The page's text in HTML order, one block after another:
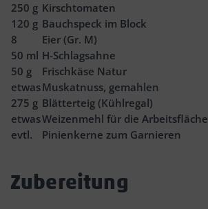
250 g Kirschtomaten
120 g Bauchspeck im Block
8
Eier (Gr. M)
50 ml H-Schlagsahne
50 g
Frischkäse Natur
etwasMuskatnuss, gemahlen
275 g Blätterteig (Kühlregal)
etwasWeizenmehl für die Arbeitsfläche
evtl.
Pinienkerne zum Garnieren
Zubereitung